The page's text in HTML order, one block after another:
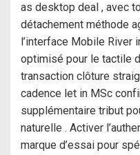
as desktop deal , avec
détachement méthode
l’interface Mobile River
optimisé pour le tactile
transaction clôture
cadence let in MSc
supplémentaire tribut
naturelle . Activer
marque d’essai pour